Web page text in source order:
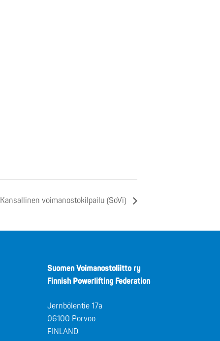
Kansallinen voimanostokilpailu (SoVi)
Suomen Voimanostoliitto ry
Finnish Powerlifting Federation
Jernbölentie 17a
06100 Porvoo
FINLAND